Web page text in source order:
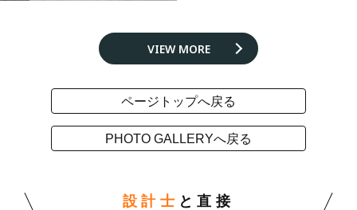
VIEW MORE
ページトップへ戻る
PHOTO GALLERYへ戻る
設計士 と直接